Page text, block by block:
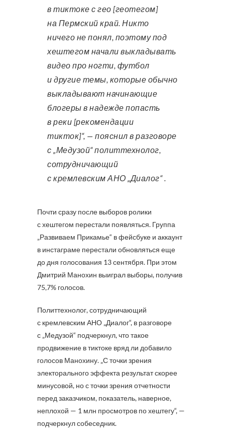
в тиктоке с гео [геотегом]
на Пермский край. Никто
ничего не понял, поэтому под
хештегом начали выкладывать
видео про ногти, футбол
и другие темы, которые обычно
выкладывают начинающие
блогеры в надежде попасть
в реки [рекомендации
тикток]“, — пояснил в разговоре
с „Медузой“ политтехнолог,
сотрудничающий
с кремлевским АНО „Диалог“ .
Почти сразу после выборов ролики
с хештегом перестали появляться. Группа
„Развиваем Прикамье“ в фейсбуке и аккаунт
в инстаграме перестали обновляться еще
до дня голосования 13 сентября. При этом
Дмитрий Манохин выиграл выборы, получив
75,7% голосов.
Политтехнолог, сотрудничающий
с кремлевским АНО „Диалог“, в разговоре
с „Медузой“ подчеркнул, что такое
продвижение в тиктоке вряд ли добавило
голосов Манохину. „С точки зрения
электорального эффекта результат скорее
минусовой, но с точки зрения отчетности
перед заказчиком, показатель, наверное,
неплохой — 1 млн просмотров по хештегу“, —
подчеркнул собеседник.